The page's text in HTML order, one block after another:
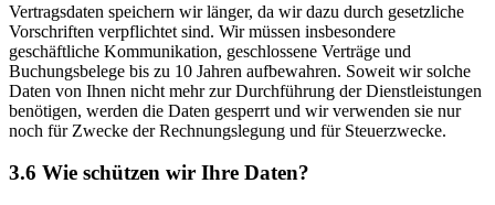
Vertragsdaten speichern wir länger, da wir dazu durch gesetzliche
Vorschriften verpflichtet sind. Wir müssen insbesondere
geschäftliche Kommunikation, geschlossene Verträge und
Buchungsbelege bis zu 10 Jahren aufbewahren. Soweit wir solche
Daten von Ihnen nicht mehr zur Durchführung der Dienstleistungen
benötigen, werden die Daten gesperrt und wir verwenden sie nur
noch für Zwecke der Rechnungslegung und für Steuerzwecke.
3.6 Wie schützen wir Ihre Daten?